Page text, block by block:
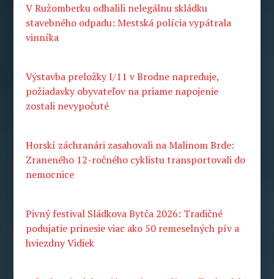
V Ružomberku odhalili nelegálnu skládku
stavebného odpadu: Mestská polícia vypátrala
vinníka
Výstavba preložky I/11 v Brodne napreduje,
požiadavky obyvateľov na priame napojenie
zostali nevypočuté
Horskí záchranári zasahovali na Malinom Brde:
Zraneného 12-ročného cyklistu transportovali do
nemocnice
Pivný festival Sládkova Bytča 2026: Tradičné
podujatie prinesie viac ako 50 remeselných pív a
hviezdny Vidiek